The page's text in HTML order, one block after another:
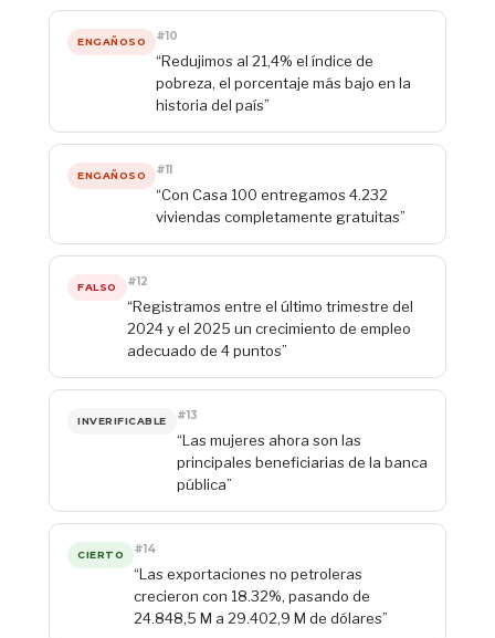
ENGAÑOSO #10
“Redujimos al 21,4% el índice de
pobreza, el porcentaje más bajo en la
historia del país”
ENGAÑOSO #11
“Con Casa 100 entregamos 4.232
viviendas completamente gratuitas”
FALSO #12
“Registramos entre el último trimestre del
2024 y el 2025 un crecimiento de empleo
adecuado de 4 puntos”
INVERIFICABLE #13
“Las mujeres ahora son las
principales beneficiarias de la banca
pública”
CIERTO #14
“Las exportaciones no petroleras
crecieron con 18.32%, pasando de
24.848,5 M a 29.402,9 M de dólares”